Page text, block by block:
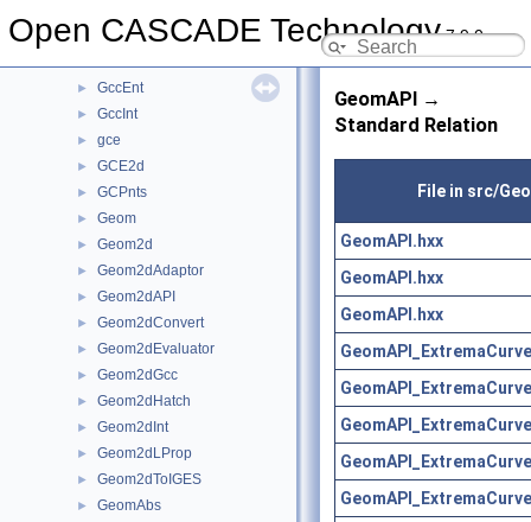
Open CASCADE Technology7.9.0
GC
► GccEnt
► GccInt
► gce
► GCE2d
► GCPnts
► Geom
► Geom2d
► Geom2dAdaptor
► Geom2dAPI
► Geom2dConvert
► Geom2dEvaluator
► Geom2dGcc
► Geom2dHatch
► Geom2dInt
► Geom2dLProp
► Geom2dToIGES
► GeomAbs
GeomAPI →
Standard Relation
File in src/
GeomAPI.hxx
GeomAPI.hxx
GeomAPI.hxx